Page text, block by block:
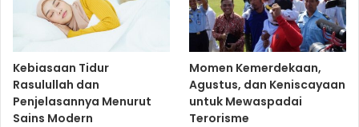
Kebiasaan Tidur
Rasulullah dan
Penjelasannya Menurut
Sains Modern
Momen Kemerdekaan,
Agustus, dan Keniscayaan
untuk Mewaspadai
Terorisme